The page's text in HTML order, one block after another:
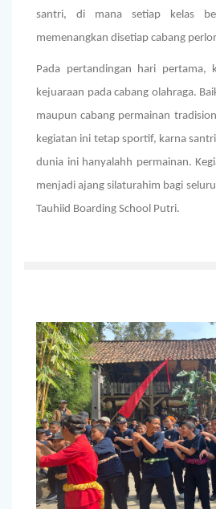
santri, di mana setiap kelas
memenangkan disetiap cabang
Pada pertandingan hari pertama,
kejuaraan pada cabang olahraga.
maupun cabang permainan
kegiatan ini tetap sportif, karna
dunia ini hanyalahh permainan.
menjadi ajang silaturahim bagi
Tauhiid Boarding School Putri.